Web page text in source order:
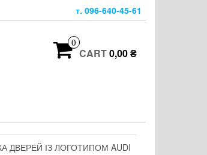
т. 096-640-45-61
0
CART0,00 ₴
ДВЕРЕЙ ІЗ ЛОГОТИПОМ AUDI